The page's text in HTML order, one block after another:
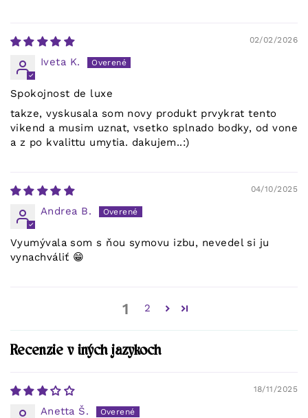
02/02/2026
Iveta K.
Spokojnost de luxe
takze, vyskusala som novy produkt prvykrat tento
vikend a musim uznat, vsetko splnado bodky, od vone
a z po kvalittu umytia. dakujem..:)
04/10/2025
Andrea B.
Vyumývala som s ňou symovu izbu, nevedel si ju
vynachváliť 😁
1 2
Recenzie v iných jazykoch
18/11/2025
Anetta Š.